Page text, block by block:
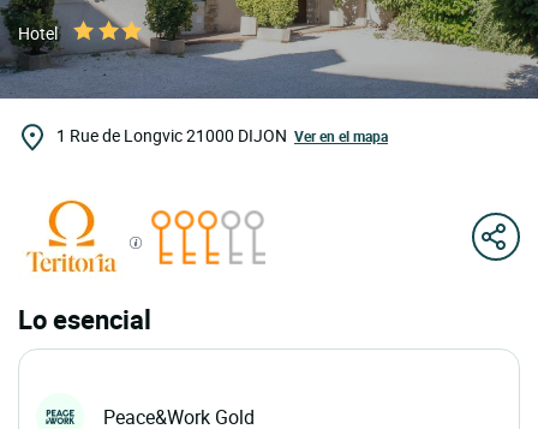
Hotel
1 Rue de Longvic21000 DIJON Ver en el mapa
Lo esencial
Peace&Work Gold